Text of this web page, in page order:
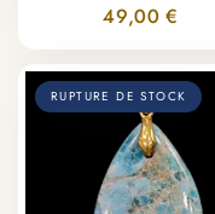
49,00 €
RUPTURE DE STOCK